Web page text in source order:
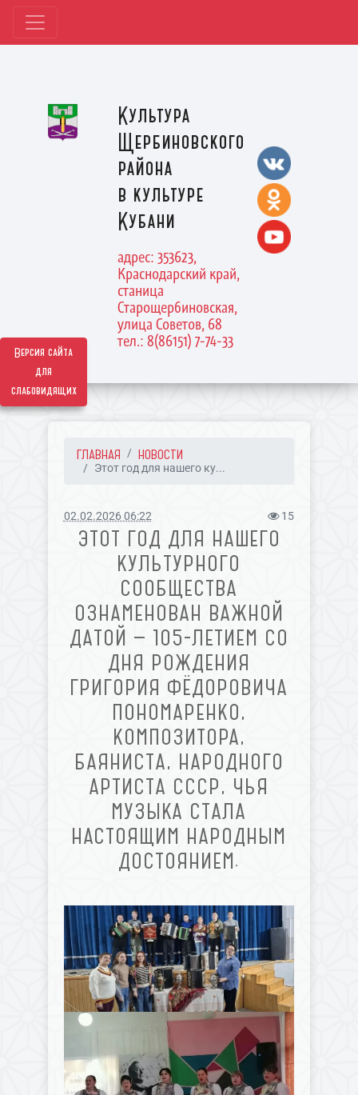
Версия сайта
для
слабовидящих
Культура
Щербиновского
района
в культуре
Кубани
адрес: 353623,
Краснодарский край,
станица
Старощербиновская,
улица Советов, 68
тел.: 8(86151) 7-74-33
ГЛАВНАЯ НОВОСТИ
Этот год для нашего ку...
02.02.2026 06:22 15
ЭТОТ ГОД ДЛЯ НАШЕГО
КУЛЬТУРНОГО
СООБЩЕСТВА
ОЗНАМЕНОВАН ВАЖНОЙ
ДАТОЙ — 105-ЛЕТИЕМ СО
ДНЯ РОЖДЕНИЯ
ГРИГОРИЯ ФЁДОРОВИЧА
ПОНОМАРЕНКО,
КОМПОЗИТОРА,
БАЯНИСТА, НАРОДНОГО
АРТИСТА СССР, ЧЬЯ
МУЗЫКА СТАЛА
НАСТОЯЩИМ НАРОДНЫМ
ДОСТОЯНИЕМ.